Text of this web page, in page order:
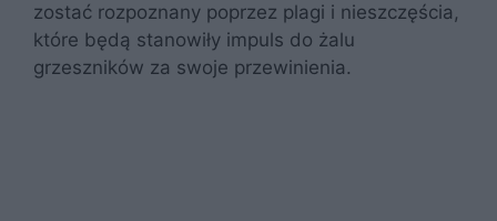
zostać rozpoznany poprzez plagi i nieszczęścia,
które będą stanowiły impuls do żalu
grzeszników za swoje przewinienia.